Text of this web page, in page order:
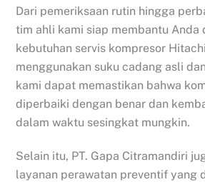
Dari pemeriksaan rutin hingga
tim ahli kami siap membantu Anda
kebutuhan servis kompresor
menggunakan suku cadang asli
kami dapat memastikan bahwa
diperbaiki dengan benar dan
dalam waktu sesingkat mungkin.
Selain itu, PT. Gapa Citramandiri
layanan perawatan preventif yang